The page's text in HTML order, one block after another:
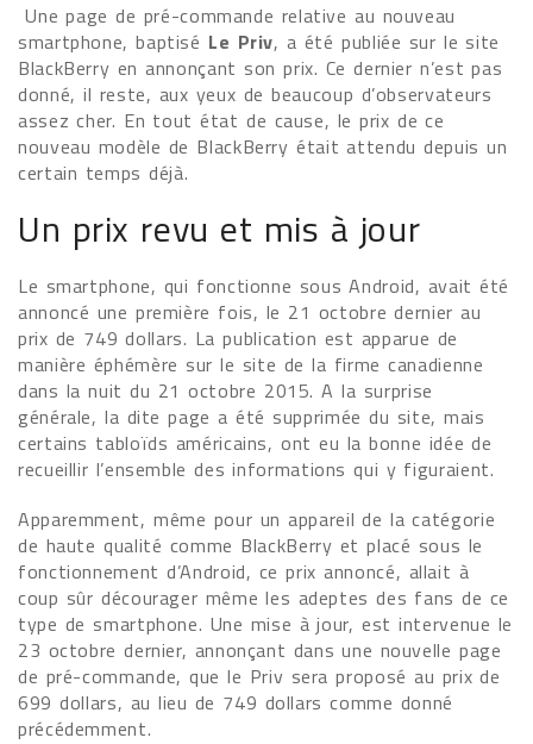
Une page de pré-commande relative au nouveau
smartphone, baptisé Le Priv, a été publiée sur le site
BlackBerry en annonçant son prix. Ce dernier n’est pas
donné, il reste, aux yeux de beaucoup d’observateurs
assez cher. En tout état de cause, le prix de ce
nouveau modèle de BlackBerry était attendu depuis un
certain temps déjà.
Un prix revu et mis à jour
Le smartphone, qui fonctionne sous Android, avait été
annoncé une première fois, le 21 octobre dernier au
prix de 749 dollars. La publication est apparue de
manière éphémère sur le site de la firme canadienne
dans la nuit du 21 octobre 2015. A la surprise
générale, la dite page a été supprimée du site, mais
certains tabloïds américains, ont eu la bonne idée de
recueillir l’ensemble des informations qui y figuraient.
Apparemment, même pour un appareil de la catégorie
de haute qualité comme BlackBerry et placé sous le
fonctionnement d’Android, ce prix annoncé, allait à
coup sûr décourager même les adeptes des fans de ce
type de smartphone. Une mise à jour, est intervenue le
23 octobre dernier, annonçant dans une nouvelle page
de pré-commande, que le Priv sera proposé au prix de
699 dollars, au lieu de 749 dollars comme donné
précédemment.